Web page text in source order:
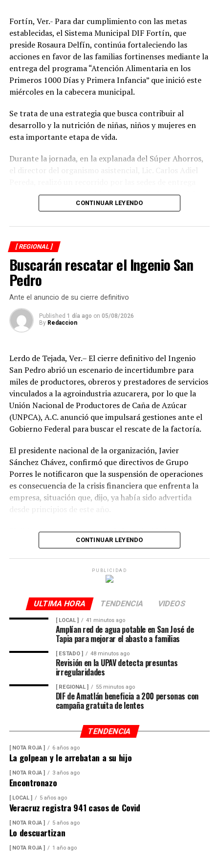
Los beneficiarios agradecieron el apoyo otorgado por el
DIF Municipal, ya que para muchas familias el costo de
unos lentes representa un gasto difícil de solventar, por
lo que este programa les permitió acceder de manera
gratuita a un instrumento indispensable para sus
actividades diarias.
Con estas acciones, el Sistema Municipal DIF de
Amatlán de los Reyes reafirmó su compromiso de
trabajar en favor de los sectores más vulnerables del
municipio, acercando programas de asistencia social que
contribuyan a mejorar la salud, la inclusión y la calidad
de vida de la población.
Fortín, Ver.- Para dar cumplimiento con las metas
establecidas, el Sistema Municipal DIF Fortín, que
preside Rosaura Delfín, continúa fortaleciendo las
acciones en favor de las familias fortinenses mediante la
entrega del programa “Atención Alimentaria en los
Primeros 1000 Días y Primera Infancia” que inició este
miércoles en la cabecera municipal.
Se trata de una estrategia que busca contribuir al
desarrollo y la nutrición de niñas, niños y mujeres en
esta importante etapa de vida.
Durante la jornada, en la explanada del Súper Ahorros,
el director del organismo asistencial, Lic. Carlos Adiel
para supervisar las actividades desarrolladas por el área
de Plan Alimentario, reconociendo el compromiso y la
beneficio a la población para fortalecer la alimentación
y el desarrollo de las familias.
Asimismo, se informa a las personas beneficiarias que las
entregas continuarán los días jueves 6 y viernes 7 de
agosto, de acuerdo con las sedes, horarios y localidades
que previamente fueron difundidos a través de los
canales oficiales del DIF, cuya institución refrenda su
compromiso de trabajar de manera cercana con la
ciudadanía, demostrando con trabajo, resultados y
CONTINUAR LEYENDO
[ REGIONAL ]
Buscarán rescatar el Ingenio San
Pedro
Ante el anuncio de su cierre definitivo
Published 1 día ago on 05/08/2026
By Redaccion
Lerdo de Tejada, Ver.– El cierre definitivo del Ingenio
San Pedro abrió un escenario de incertidumbre para
miles de productores, obreros y prestadores de servicios
vinculados a la agroindustria azucarera, por lo que la
Unión Nacional de Productores de Caña de Azúcar
(UNPCA), A.C. anunció que impulsará gestiones ante el
Gobierno Federal para buscar el rescate de la factoría.
El presidente nacional de la organización, Javier
Sánchez Chávez, confirmó que directivos de Grupo
Porres le notificaron que la suspensión de operaciones
es consecuencia de la crisis financiera que enfrenta la
empresa, situación que, dijo, ya había sido advertida
desde principios de este año.
El dirigente sostuvo que una de las prioridades es
garantizar que los productores reciban el pago íntegro
empresa se comprometió a cubrir los adeudos conforme
a la ley y a los acuerdos establecidos al concluir la
El Ingenio San Pedro abastecía entre 17 mil y 18 mil
hectáreas de cultivo y concentraba la producción de
alrededor de siete mil cañeros, por lo que el cierre
tendrá repercusiones económicas no sólo en Lerdo de
Tejada, sino también en municipios como Saltabarranca
y Ángel R. Cabada, además de afectar a cortadores de
caña, transportistas, comercios y cientos de
gobernadora Rocío Nahle García para analizar el
panorama y definir mecanismos que permitan atender
la emergencia que enfrenta el sector.
De manera paralela, la dirigencia nacional inició
negociaciones con los ingenios La Gloria, San Cristóbal y
Cuatotolapan para explorar la posibilidad de recibir
parte de la caña que ya no podrá procesarse en San
Pedro. Sin embargo, reconoció que la capacidad de
molienda de esos complejos se encuentra prácticamente
al límite, lo que dificulta absorber cerca de un millón de
CONTINUAR LEYENDO
PUBLICIDAD
ULTIMA HORA TENDENCIA VIDEOS
[ LOCAL ] 41 minutos ago
Amplían red de agua potable en San José de
Tapia para mejorar el abasto a familias
[ ESTADO ] 48 minutos ago
Revisión en la UPAV detecta presuntas
irregularidades
[ REGIONAL ] 55 minutos ago
DIF de Amatlán beneficia a 200 personas con
campaña gratuita de lentes
TENDENCIA
[ NOTA ROJA ] 6 años ago
La golpean y le arrebatan a su hijo
[ NOTA ROJA ] 3 años ago
Encontronazo
[ LOCAL ] 5 años ago
Veracruz registra 941 casos de Covid
[ NOTA ROJA ] 5 años ago
Lo descuartizan
[ NOTA ROJA ] 1 año ago